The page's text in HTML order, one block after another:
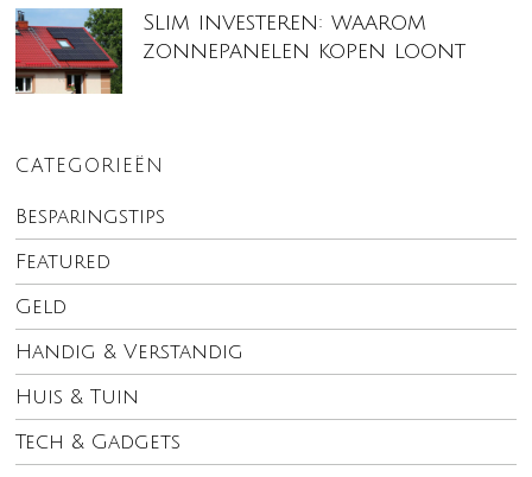
Slim investeren: waarom
zonnepanelen kopen loont
CATEGORIEËN
Besparingstips
Featured
Geld
Handig & Verstandig
Huis & Tuin
Tech & Gadgets